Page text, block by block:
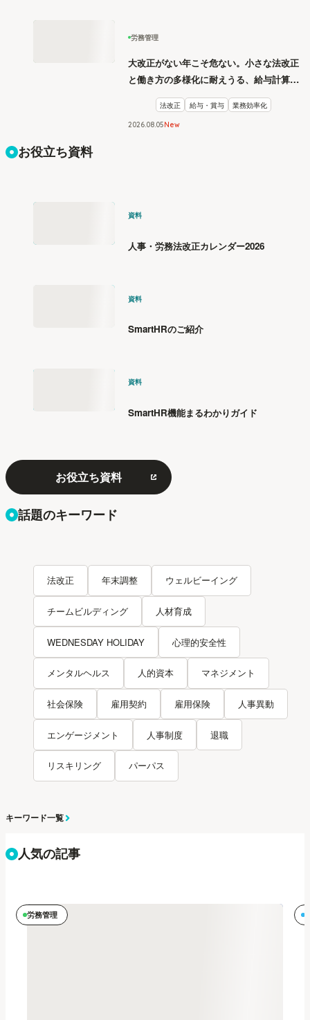
労務管理
大改正がない年こそ危ない。小さな法改正
と働き方の多様化に耐えうる、給与計算と
リスク管理
法改正 給与・賞与 業務効率化
2026.08 05New
お役立ち資料
資料
人事・労務法改正カレンダー2026
資料
SmartHRのご紹介
資料
SmartHR機能まるわかりガイド
お役立ち資料
話題のキーワード
法改正 年末調整 ウェルビーイング
チームビルディング 人材育成
WEDNESDAY HOLIDAY 心理的安全性
メンタルヘルス 人的資本 マネジメント
社会保険 雇用契約 雇用保険 人事異動
エンゲージメント 人事制度 退職
リスキリング パーパス
キーワード一覧
人気の記事
労務管理